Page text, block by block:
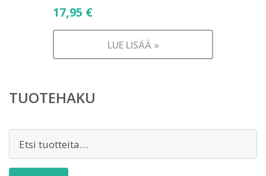
17,95 €
LUE LISÄÄ »
TUOTEHAKU